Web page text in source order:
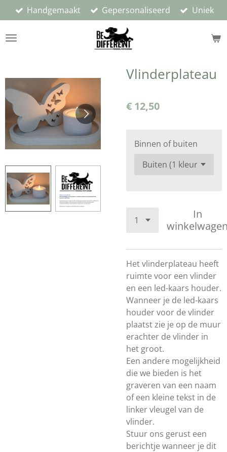
direct
naar
Handgemaakt Gepersonaliseerd Uniek
Vlinderplateau
€ 12,50
Binnen of buiten
In
Het vlinderplateau heeft
ruimte voor een vlinder
en een led-kaars houder.
Wanneer je de led-kaars
houder voor de vlinder
plaatst zie je op de muur
erachter de vlinder in
het groot.
Een andere mogelijkheid
die we bieden is het
graveren van een naam
of een kleine tekst in de
linker vleugel van de
vlinder.
Stuur ons gerust een
berichtje wanneer je dit